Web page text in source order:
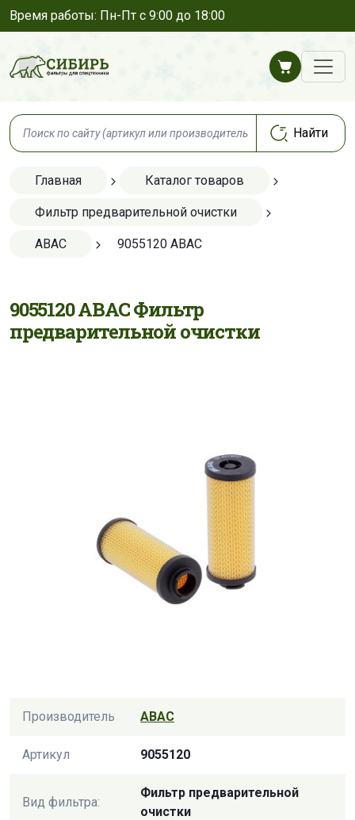
Время работы: Пн-Пт с 9:00 до 18:00
Главная Каталог товаров
Фильтр предварительной очистки
ABAC 9055120 ABAC
9055120 ABAC Фильтр
предварительной очистки
Производитель ABAC
Артикул 9055120
Вид фильтра:
Фильтр предварительной
очистки